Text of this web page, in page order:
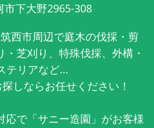
市下大野2965-308
西市周辺で庭木の伐採・剪
芝刈り、特殊伐採、外構・
テリアなど...
しならお任せください！
応で「サニー造園」がお客様